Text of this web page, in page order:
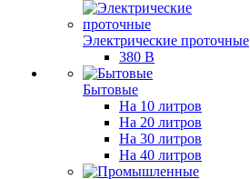
Электрические проточные
380 В
Бытовые
На 10 литров
На 20 литров
На 30 литров
На 40 литров